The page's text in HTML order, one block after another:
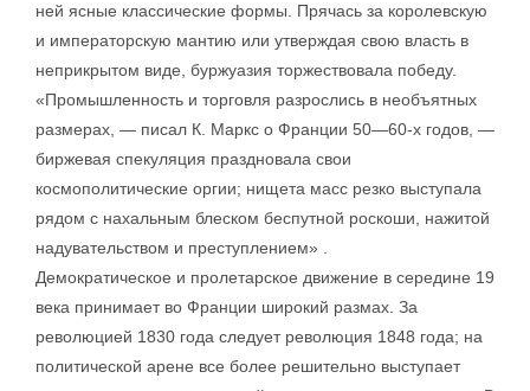
ней ясные классические формы. Прячась за королевскую
и императорскую мантию или утверждая свою власть в
неприкрытом виде, буржуазия торжествовала победу.
«Промышленность и торговля разрослись в необъятных
размерах, — писал К. Маркс о Франции 50—60-х годов, —
биржевая спекуляция праздновала свои
космополитические оргии; нищета масс резко выступала
рядом с нахальным блеском беспутной роскоши, нажитой
надувательством и преступлением» .
Демократическое и пролетарское движение в середине 19
века принимает во Франции широкий размах. За
революцией 1830 года следует революция 1848 года; на
политической арене все более решительно выступает